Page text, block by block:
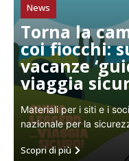
News
Torna la
coi fiocchi:
vacanze
viaggia
Materiali per i siti e i
nazionale per la
Scopri di più